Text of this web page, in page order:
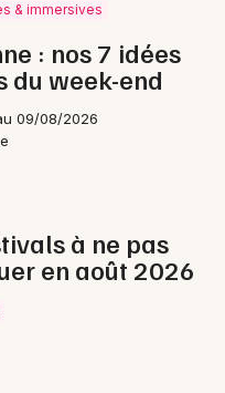
les Pyrénées-
Aquitaine
Nouvelle-
& immersives
: nos 7 idées
du week-end
09/08/2026
à ne pas
en août 2026